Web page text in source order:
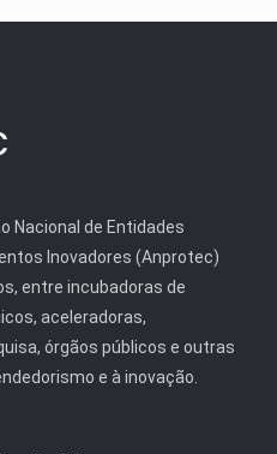
Nacional de Entidades
Inovadores (Anprotec)
entre incubadoras de
aceleradoras,
órgãos públicos e outras
e à inovação.